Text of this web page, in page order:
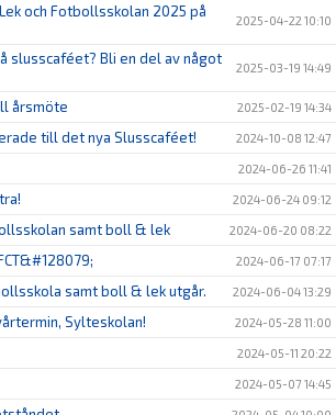
och Fotbollsskolan 2025 på
2025-04-22 10:10
slusscaféet? Bli en del av något
2025-03-19 14:49
årsmöte 2025-02-19 14:34
till det nya Slusscaféet! 2024-10-08 12:47
2024-06-26 11:41
2024-06-24 09:12
samt boll & lek 2024-06-20 08:22
2024-06-17 07:17
samt boll & lek utgår. 2024-06-04 13:29
Sylteskolan! 2024-05-28 11:00
2024-05-11 20:22
2024-05-07 14:45